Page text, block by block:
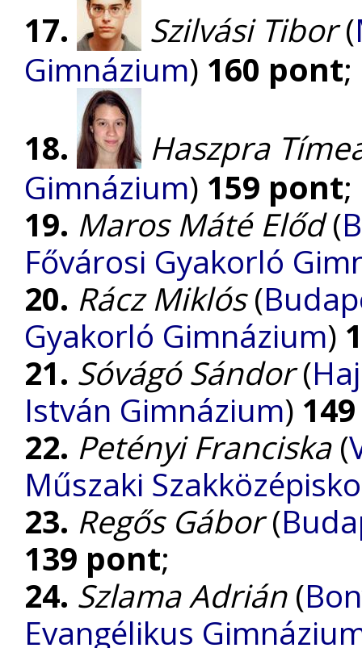
17.
Szilvási Tibor(
Gimnázium) 160 pont;
18.
Haszpra
Gimnázium) 159 pont;
19. Maros Máté Előd(
Fővárosi Gyakorló
20. Rácz Miklós(
Gyakorló Gimnázium)
21. Sóvágó Sándor(
István Gimnázium)
22. Petényi Franciska(
Műszaki
23. Regős Gábor(
139 pont;
24. Szlama Adrián(
Evangélikus